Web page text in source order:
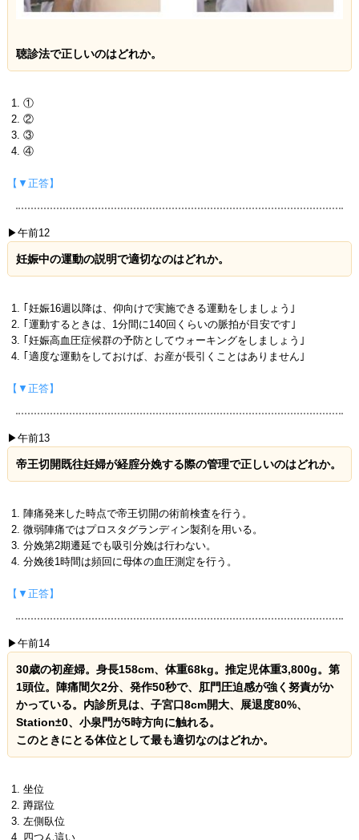
聴診法で正しいのはどれか。
①
②
③
④
【▼正答】
▶午前12
妊娠中の運動の説明で適切なのはどれか。
｢妊娠16週以降は、仰向けで実施できる運動をしましょう｣
｢運動するときは、1分間に140回くらいの脈拍が目安です｣
｢妊娠高血圧症候群の予防としてウォーキングをしましょう｣
｢適度な運動をしておけば、お産が長引くことはありません｣
【▼正答】
▶午前13
帝王切開既往妊婦が経腟分娩する際の管理で正しいのはどれか。
陣痛発来した時点で帝王切開の術前検査を行う。
微弱陣痛ではプロスタグランディン製剤を用いる。
分娩第2期遷延でも吸引分娩は行わない。
分娩後1時間は頻回に母体の血圧測定を行う。
【▼正答】
▶午前14
30歳の初産婦。身長158cm、体重68kg。推定児体重3,800g。第
1頭位。陣痛間欠2分、発作50秒で、肛門圧迫感が強く努責がか
かっている。内診所見は、子宮口8cm開大、展退度80%、
Station±0、小泉門が5時方向に触れる。
このときにとる体位として最も適切なのはどれか。
坐位
蹲踞位
左側臥位
四つん這い